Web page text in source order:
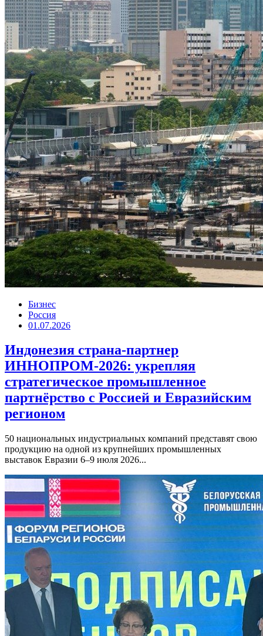
Бизнес
Россия
01.07.2026
Индонезия страна-партнер
ИННОПРОМ-2026: укрепляя
стратегическое промышленное
партнёрство с Россией и Евразийским
регионом
50 национальных индустриальных компаний представят свою
продукцию на одной из крупнейших промышленных
выставок Евразии 6–9 июля 2026...